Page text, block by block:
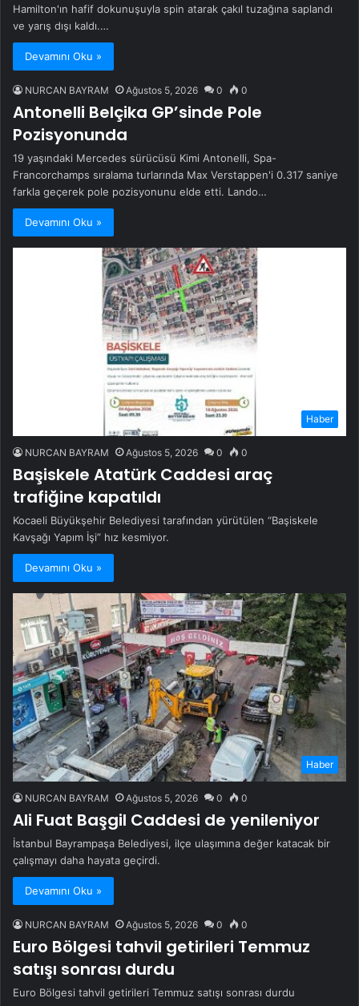
Hamilton'ın hafif dokunuşuyla spin atarak çakıl tuzağına saplandı
ve yarış dışı kaldı.…
Devamını Oku »
NURCAN BAYRAM Ağustos 5, 2026 0 0
Antonelli Belçika GP’sinde Pole
Pozisyonunda
19 yaşındaki Mercedes sürücüsü Kimi Antonelli, Spa-
Francorchamps sıralama turlarında Max Verstappen'i 0.317 saniye
farkla geçerek pole pozisyonunu elde etti. Lando…
Devamını Oku »
Haber
NURCAN BAYRAM Ağustos 5, 2026 0 0
Başiskele Atatürk Caddesi araç
trafiğine kapatıldı
Kocaeli Büyükşehir Belediyesi tarafından yürütülen “Başiskele
Kavşağı Yapım İşi” hız kesmiyor.
Devamını Oku »
Haber
NURCAN BAYRAM Ağustos 5, 2026 0 0
Ali Fuat Başgil Caddesi de yenileniyor
İstanbul Bayrampaşa Belediyesi, ilçe ulaşımına değer katacak bir
çalışmayı daha hayata geçirdi.
Devamını Oku »
NURCAN BAYRAM Ağustos 5, 2026 0 0
Euro Bölgesi tahvil getirileri Temmuz
satışı sonrası durdu
Euro Bölgesi tahvil getirileri Temmuz satışı sonrası durdu